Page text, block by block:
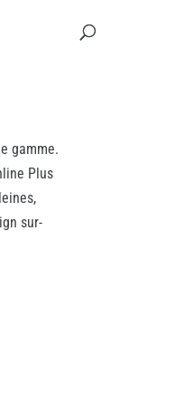
gamme.
Plus
sur-